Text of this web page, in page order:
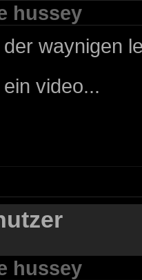
hussey
waynigen
video...
hussey